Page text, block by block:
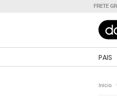
FRETE
PAIS
Início